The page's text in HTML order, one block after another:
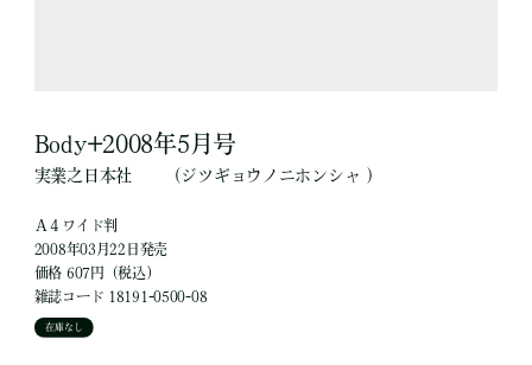
Body+2008年5月号
実業之日本社 （ジツギョウノニホンシャ ）
Ａ４ワイド判
2008年03月22日発売
価格 607円（税込）
雑誌コード 18191-0500-08
在庫なし